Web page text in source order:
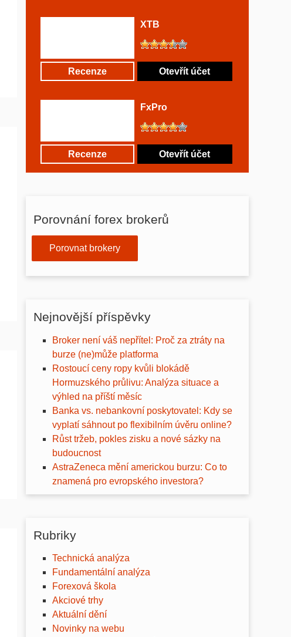
XTB
Recenze Otevřít účet
FxPro
Recenze Otevřít účet
Porovnání forex brokerů
Porovnat brokery
Nejnovější příspěvky
Broker není váš nepřítel: Proč za ztráty na
burze (ne)může platforma
Rostoucí ceny ropy kvůli blokádě
Hormuzského průlivu: Analýza situace a
výhled na příští měsíc
Banka vs. nebankovní poskytovatel: Kdy se
vyplatí sáhnout po flexibilním úvěru online?
Růst tržeb, pokles zisku a nové sázky na
budoucnost
AstraZeneca mění americkou burzu: Co to
znamená pro evropského investora?
Rubriky
Technická analýza
Fundamentální analýza
Forexová škola
Akciové trhy
Aktuální dění
Novinky na webu